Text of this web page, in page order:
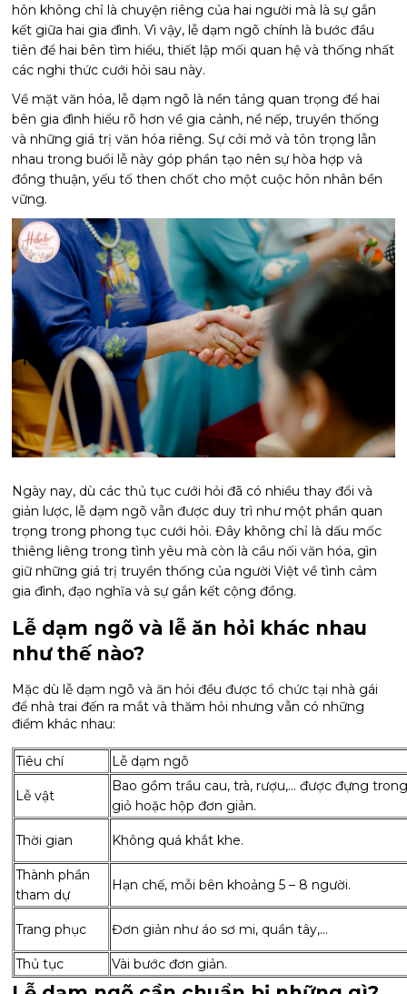
hôn không chỉ là chuyện riêng của hai người mà là sự gắn
kết giữa hai gia đình. Vì vậy, lễ dạm ngõ chính là bước đầu
tiên để hai bên tìm hiểu, thiết lập mối quan hệ và thống nhất
các nghi thức cưới hỏi sau này.
Về mặt văn hóa, lễ dạm ngõ là nền tảng quan trọng để hai
bên gia đình hiểu rõ hơn về gia cảnh, nề nếp, truyền thống
và những giá trị văn hóa riêng. Sự cởi mở và tôn trọng lẫn
nhau trong buổi lễ này góp phần tạo nên sự hòa hợp và
đồng thuận, yếu tố then chốt cho một cuộc hôn nhân bền
vững.
Ngày nay, dù các thủ tục cưới hỏi đã có nhiều thay đổi và
giản lược, lễ dạm ngõ vẫn được duy trì như một phần quan
trọng trong phong tục cưới hỏi. Đây không chỉ là dấu mốc
thiêng liêng trong tình yêu mà còn là cầu nối văn hóa, gìn
giữ những giá trị truyền thống của người Việt về tình cảm
gia đình, đạo nghĩa và sự gắn kết cộng đồng.
Lễ dạm ngõ và lễ ăn hỏi khác nhau
như thế nào?
Mặc dù lễ dạm ngõ và ăn hỏi đều được tổ chức tại nhà gái
để nhà trai đến ra mắt và thăm hỏi nhưng vẫn có những
điểm khác nhau:
Tiêu chí Lễ dạm ngõ
Lễ vật
Bao gồm trầu cau, trà, rượu,… được đựng
giỏ hoặc hộp đơn giản.
Thời gian Không quá khắt khe.
Thành phần
tham dự
Hạn chế, mỗi bên khoảng 5 – 8 người.
Trang phục Đơn giản như áo sơ mi, quần tây,…
Thủ tục Vài bước đơn giản.